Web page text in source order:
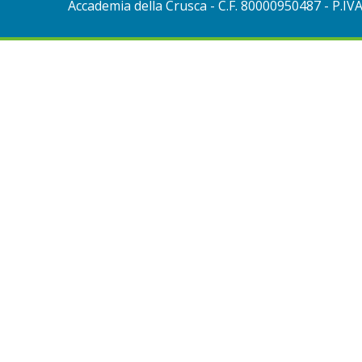
Accademia della Crusca - C.F. 80000950487 -